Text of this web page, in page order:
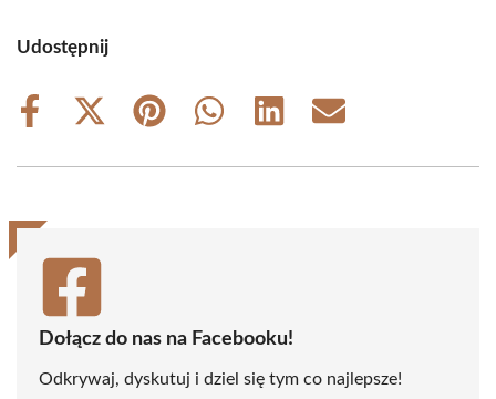
Udostępnij
Share
Share
(Twitter)
Share
Share
Share
Share
Dołącz do nas na Facebooku!
Odkrywaj, dyskutuj i dziel się tym co najlepsze!